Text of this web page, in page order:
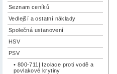
Seznam ceníků
Vedlejší a ostatní náklady
Společná ustanovení
HSV
PSV
• 800-711| Izolace proti vodě a
povlakové krytiny